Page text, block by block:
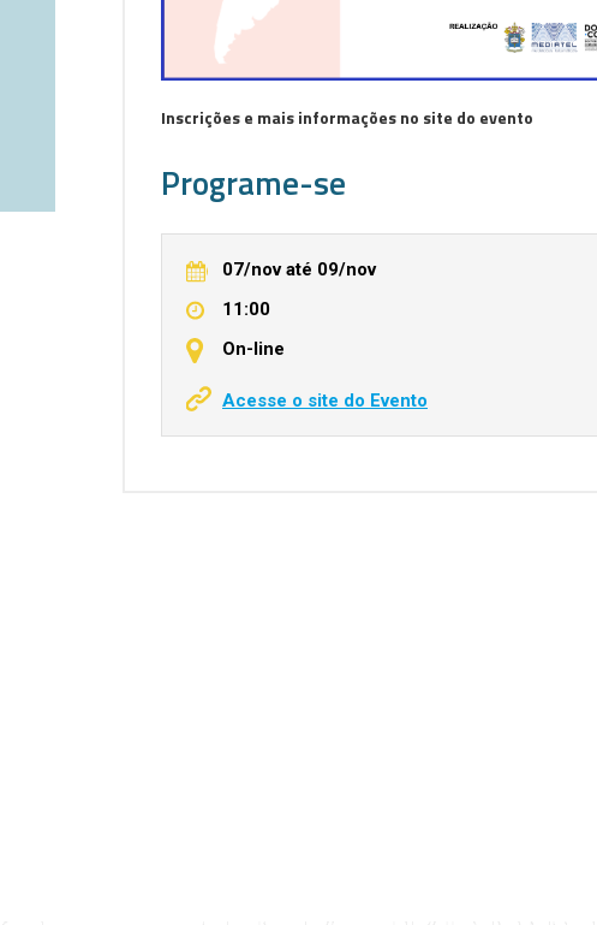
Inscrições e mais informações no site do evento
Programe-se
07/novaté 09/nov
11:00
On-line
Acesse o site do Evento